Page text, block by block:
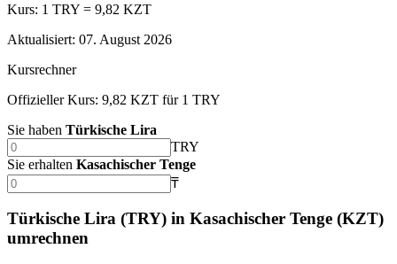
Kurs: 1 TRY = 9,82 KZT
Aktualisiert: 07. August 2026
Kursrechner
Offizieller Kurs: 9,82 KZT für 1 TRY
Sie haben Türkische Lira
TRY
Sie erhalten Kasachischer Tenge
₸
Türkische Lira (TRY) in Kasachischer Tenge (KZT)
umrechnen